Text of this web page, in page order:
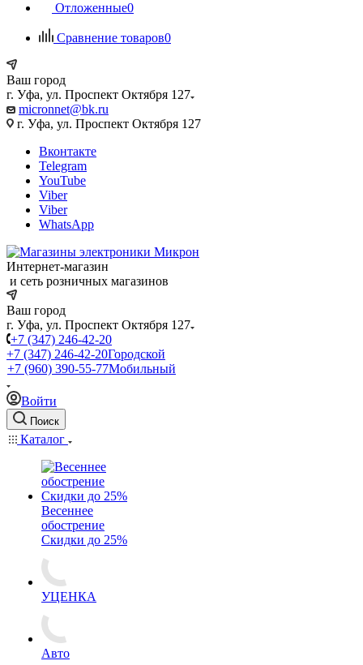
Отложенные0
Сравнение товаров0
Ваш город
г. Уфа, ул. Проспект Октября 127
micronnet@bk.ru
г. Уфа, ул. Проспект Октября 127
Вконтакте
Telegram
YouTube
Viber
Viber
WhatsApp
Интернет-магазин
и сеть розничных магазинов
Ваш город
г. Уфа, ул. Проспект Октября 127
+7 (347) 246-42-20
+7 (347) 246-42-20Городской
+7 (960) 390-55-77Мобильный
Войти
Поиск
Каталог
Весеннее
обострение
Скидки до 25%
УЦЕНКА
Авто